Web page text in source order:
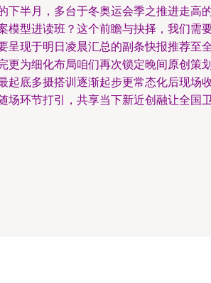
半月，多台于冬奥运会季之推进走高
型进读班？这个前瞻与抉择，我们需
现于明日凌晨汇总的副条快报推荐至
为细化布局咱们再次锁定晚间原创
底多摄搭训逐渐起步更常态化后现场
环节打引，共享当下新近创融让全国